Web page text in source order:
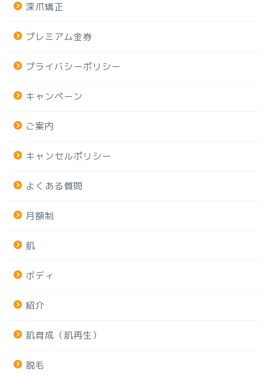
深爪矯正
プレミアム金券
プライバシーポリシー
キャンペーン
ご案内
キャンセルポリシー
よくある質問
月額制
肌
ボディ
紹介
肌育成（肌再生）
脱毛